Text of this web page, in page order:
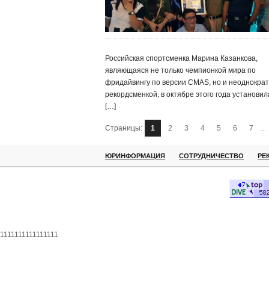
Российская спортсменка Марина Казанкова,
являющаяся не только чемпионкой мира по
фридайвингу по версии CMAS, но и
рекордсменкой, в октябре этого года
[…]
Страницы: 1 2 3 4 5 6 7 ...
ЮРИНФОРМАЦИЯ СОТРУДНИЧЕСТВО
1111111111111111